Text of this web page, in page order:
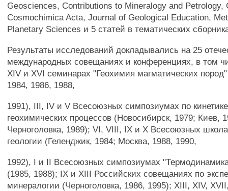
Geosciences, Contributions to Mineralogy and Petrology,
Cosmochimica Acta, Journal of Geological Education,
Planetary Sciences и 5 статей в тематических
Результаты исследований докладывались на 25
международных совещаниях и конференциях, в том
XIV и XVI семинарах "Геохимия магматических
1984, 1986, 1988,
1991), III, IV и V Всесоюзных симпозиумах по
геохимических процессов (Новосибирск, 1979; Киев,
Черноголовка, 1989); VI, VIII, IX и X Всесоюзных
геологии (Геленджик, 1984; Москва, 1988, 1990,
1992), I и II Всесоюзных симпозиумах
(1985, 1988); IX и XIII Российских совещаниях по
минералогии (Черноголовка, 1986, 1995); XIII, XIV,